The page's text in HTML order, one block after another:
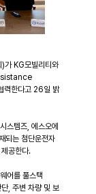
)가 KG모빌리티와
력한다고 26일 밝
스템즈, 에스오에
되는 첨단운전자
공한다.
어를 풀스택
, 주변 차량 및 보